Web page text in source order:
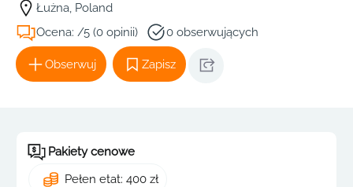
Łużna, Poland
Ocena: /5 (0 opinii)
0 obserwujących
Obserwuj Zapisz
Pakiety cenowe
Pełen etat: 400 zł